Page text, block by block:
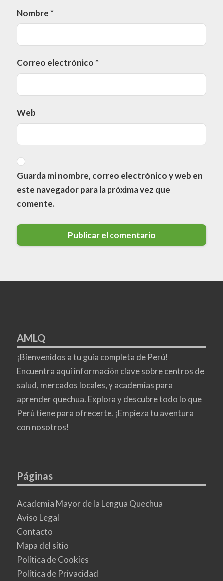
Nombre *
Correo electrónico *
Web
Guarda mi nombre, correo electrónico y web en
este navegador para la próxima vez que
comente.
AMLQ
¡Bienvenidos a tu guía completa de Perú!
Encuentra aquí información clave sobre centros de
salud, mercados locales, y academias para
aprender quechua. Explora y descubre todo lo que
Perú tiene para ofrecerte. ¡Empieza tu aventura
con nosotros!
Páginas
Academia Mayor de la Lengua Quechua
Aviso Legal
Contacto
Mapa del sitio
Política de Cookies
Política de Privacidad